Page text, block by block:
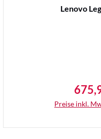
DurchschnittlicheLenovo
Preise inkl.